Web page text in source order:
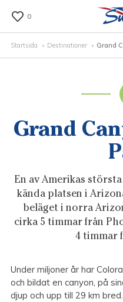
0
Startsida Destinationer Grand
Grand
En av Amerikas
kända platsen i
beläget i norra
cirka 5 timmar från
4 timmar
Under miljoner år har
och bildat en canyon, på
djup och upp till 29 km